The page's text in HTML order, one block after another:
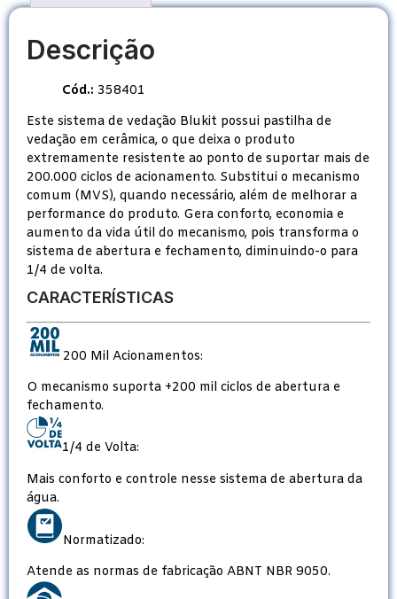
Descrição
Cód.: 358401
Este sistema de vedação Blukit possui pastilha de
vedação em cerâmica, o que deixa o produto
extremamente resistente ao ponto de suportar mais de
200.000 ciclos de acionamento. Substitui o mecanismo
comum (MVS), quando necessário, além de melhorar a
performance do produto. Gera conforto, economia e
aumento da vida útil do mecanismo, pois transforma o
sistema de abertura e fechamento, diminuindo-o para
1/4 de volta.
CARACTERÍSTICAS
200 Mil Acionamentos:
O mecanismo suporta +200 mil ciclos de abertura e
fechamento.
1/4 de Volta:
Mais conforto e controle nesse sistema de abertura da
água.
Normatizado:
Atende as normas de fabricação ABNT NBR 9050.